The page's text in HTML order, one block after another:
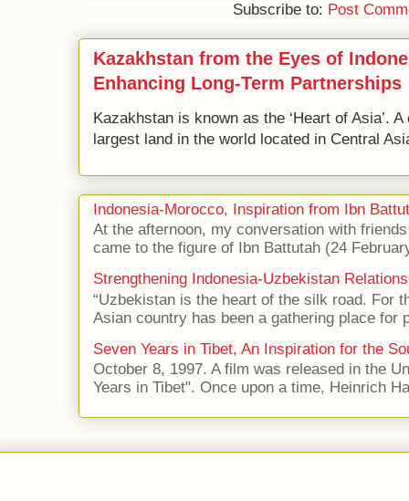
Subscribe to: Post
Kazakhstan from the Eyes of
Enhancing Long-Term Partnerships
Kazakhstan is known as the ‘Heart of Asia’.
largest land in the world located in Central
Indonesia-Morocco, Inspiration from Ibn
At the afternoon, my conversation with
came to the figure of Ibn Battutah (24
Strengthening Indonesia-Uzbekistan Relations
“Uzbekistan is the heart of the silk road. For
Asian country has been a gathering place for
Seven Years in Tibet, An Inspiration for the
October 8, 1997. A film was released in the
Years in Tibet". Once upon a time, Heinrich